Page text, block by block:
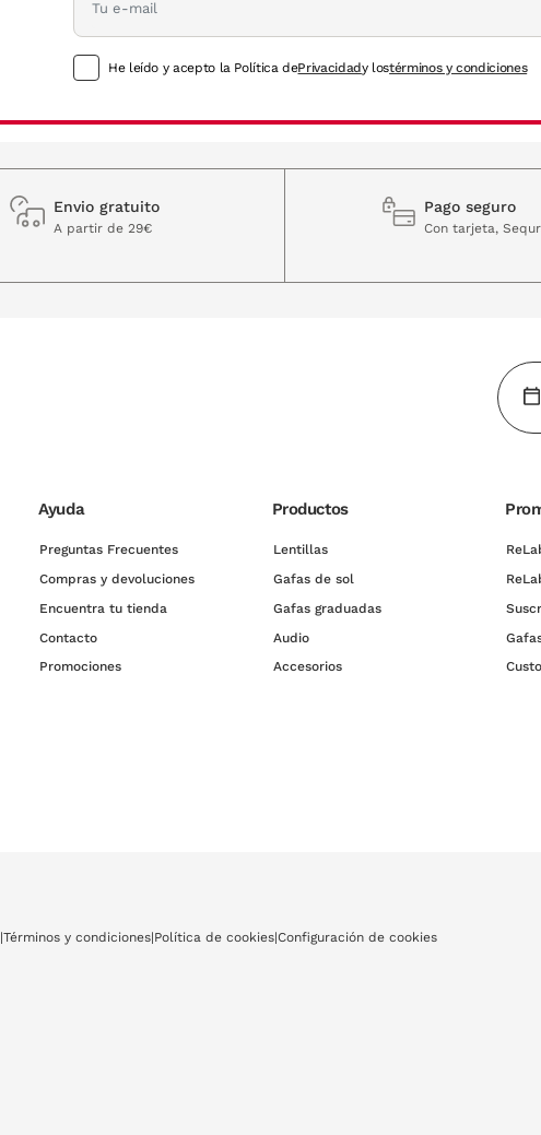
He leído y acepto la Política dePrivacidady lostérminos y condiciones
Envio gratuito
A partir de 29€
Pago seguro
Con tarjeta,
Ayuda
Preguntas Frecuentes
Compras y devoluciones
Encuentra tu tienda
Contacto
Promociones
Productos
Lentillas
Gafas de sol
Gafas graduadas
Audio
Accesorios
|Términos y condiciones|Política de cookies|Configuración de cookies